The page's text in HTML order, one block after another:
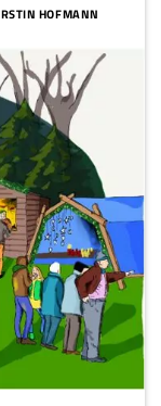
HOFMANN